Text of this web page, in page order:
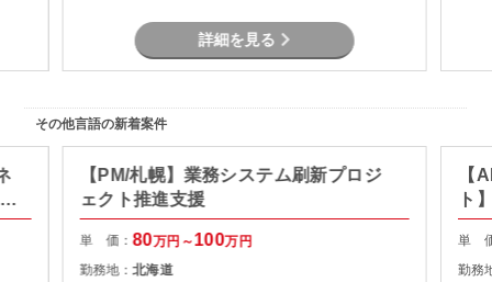
詳細を見る
その他言語の新着案件
【PM/札幌】業務システム刷新プロジ
ェクト推進支援
単 価：80万円～100万円
勤務地：北海道
【
ト
単
勤務